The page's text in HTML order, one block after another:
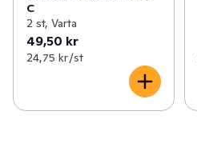
C
2 st, Varta
49,50 kr
24,75 kr /st